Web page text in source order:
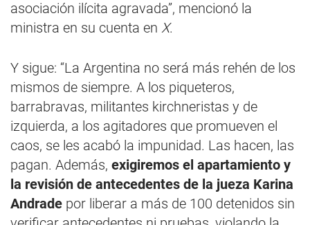
asociación ilícita agravada”, mencionó la
ministra en su cuenta en X.
Y sigue: “La Argentina no será más rehén de los
mismos de siempre. A los piqueteros,
barrabravas, militantes kirchneristas y de
izquierda, a los agitadores que promueven el
caos, se les acabó la impunidad. Las hacen, las
pagan. Además, exigiremos el apartamiento y
la revisión de antecedentes de la jueza Karina
Andrade por liberar a más de 100 detenidos sin